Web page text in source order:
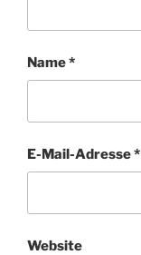
Name*
E-Mail-Adresse*
Website